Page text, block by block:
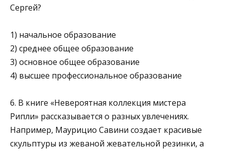
Сергей?
1) начальное образование
2) среднее общее образование
3) основное общее образование
4) высшее профессиональное образование
6. В книге «Невероятная коллекция мистера
Рипли» рас­сказывается о разных увлечениях.
Например, Маурицио Савини создает красивые
скульптуры из жеваной жева­тельной резинки, а